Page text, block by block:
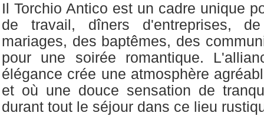
Il Torchio Antico est un cadre unique
de travail, dîners d'entreprises,
mariages, des baptêmes, des
pour une soirée romantique.
élégance crée une atmosphère
et où une douce sensation de
durant tout le séjour dans ce lieu